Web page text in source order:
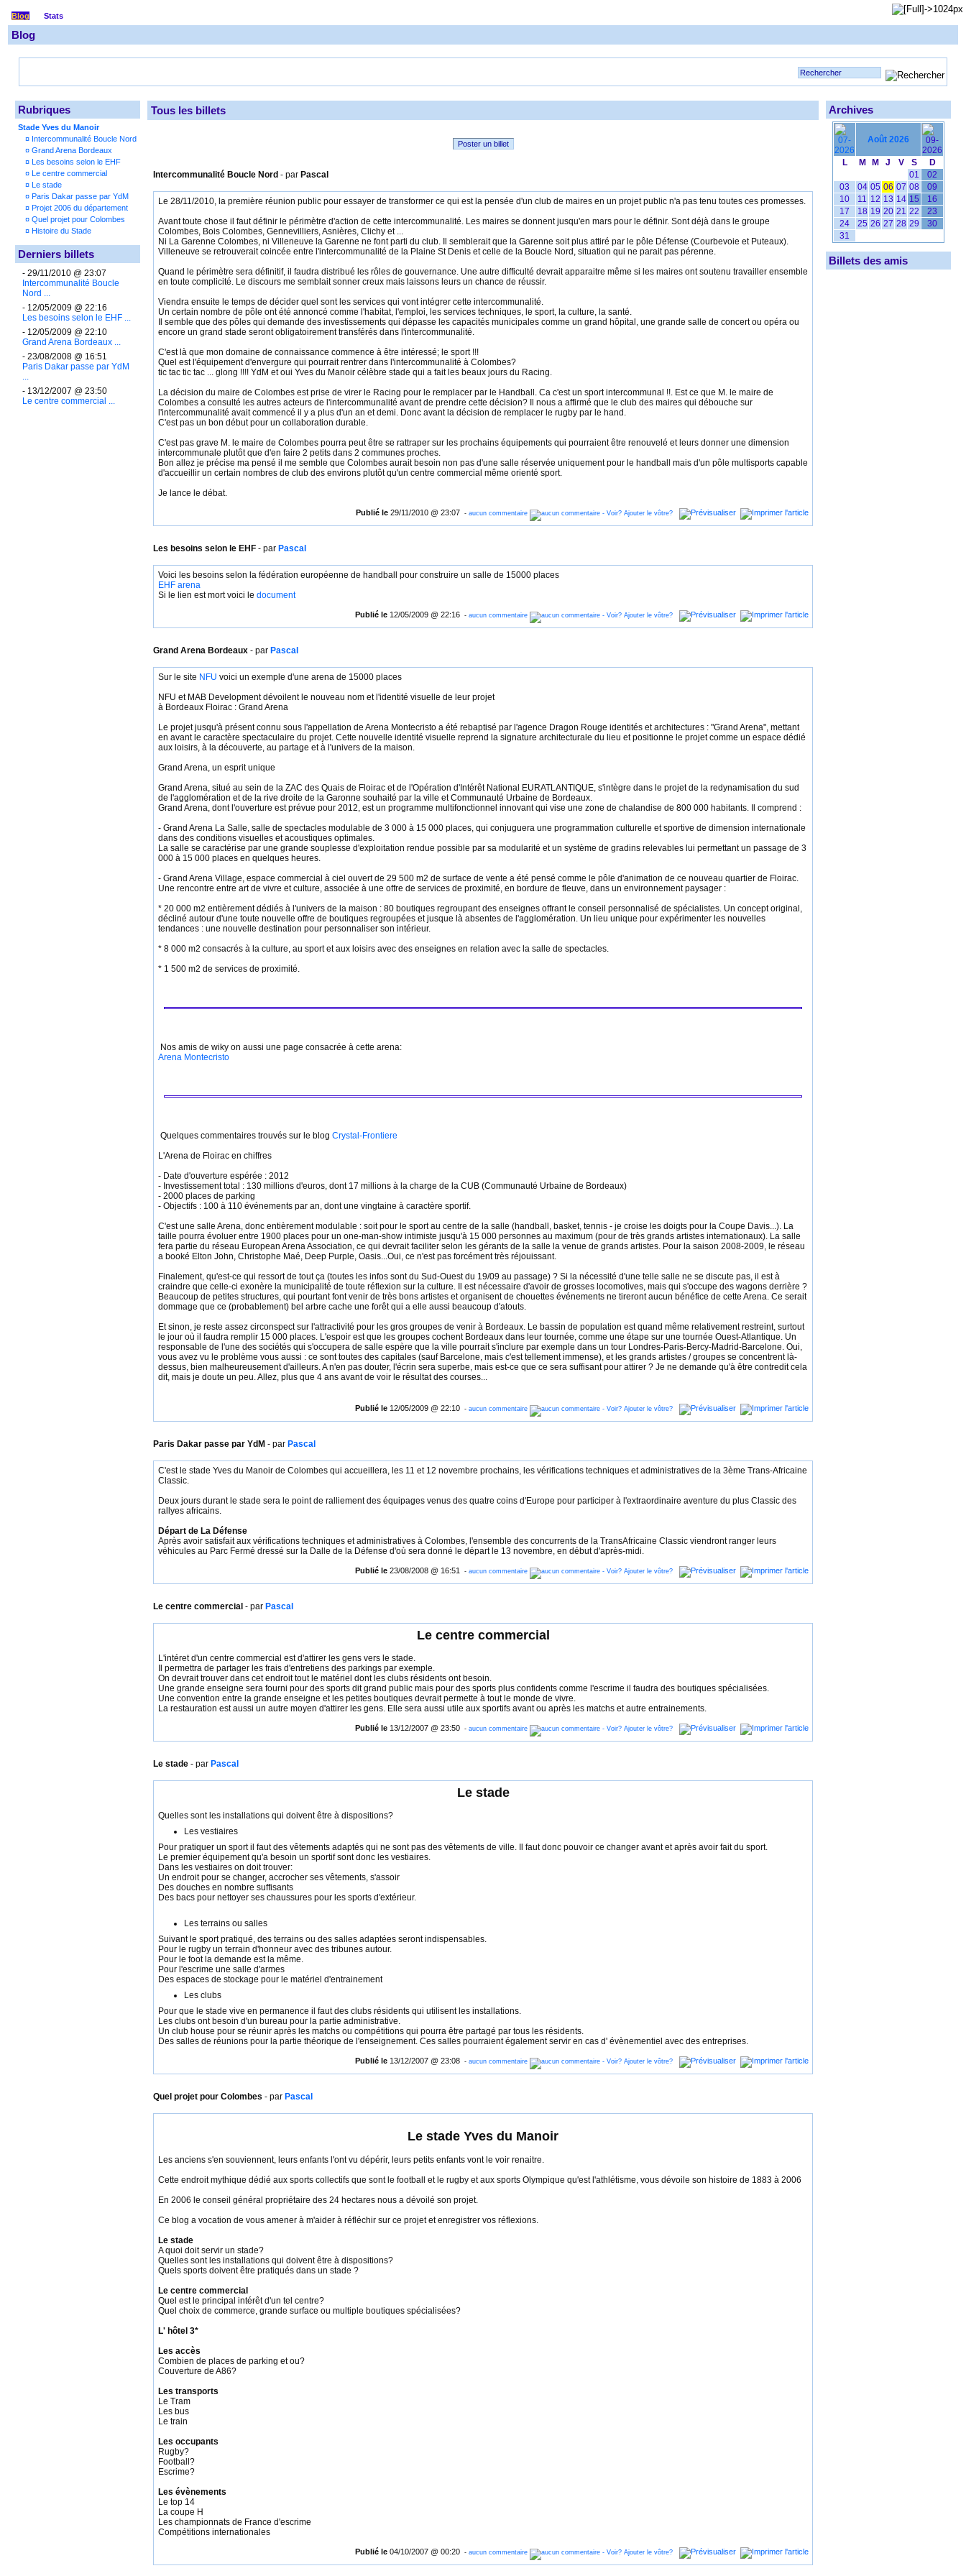
Blog Stats
Blog
Rubriques
Stade Yves du Manoir
¤ Intercommunalité Boucle Nord
¤ Grand Arena Bordeaux
¤ Les besoins selon le EHF
¤ Le centre commercial
¤ Le stade
¤ Paris Dakar passe par YdM
¤ Projet 2006 du département
¤ Quel projet pour Colombes
¤ Histoire du Stade
Derniers billets
- 29/11/2010 @ 23:07
Intercommunalité Boucle
Nord ...
- 12/05/2009 @ 22:16
Les besoins selon le EHF ...
- 12/05/2009 @ 22:10
Grand Arena Bordeaux ...
- 23/08/2008 @ 16:51
Paris Dakar passe par YdM
...
- 13/12/2007 @ 23:50
Le centre commercial ...
Tous les billets
Poster un billet
Intercommunalité Boucle Nord - par Pascal
Le 28/11/2010, la première réunion public pour essayer de transformer ce qui est la pensée d'un club de maires en un projet public n'a pas tenu toutes ces promesses.
Avant toute chose il faut définir le périmètre d'action de cette intercommunalité. Les maires se donnent jusqu'en mars pour le définir. Sont déjà dans le groupe
Colombes, Bois Colombes, Gennevilliers, Asnières, Clichy et ...
Ni La Garenne Colombes, ni Villeneuve la Garenne ne font parti du club. Il semblerait que la Garenne soit plus attiré par le pôle Défense (Courbevoie et Puteaux).
Villeneuve se retrouverait coincée entre l'intercommunalité de la Plaine St Denis et celle de la Boucle Nord, situation qui ne parait pas pérenne.
Quand le périmètre sera définitif, il faudra distribué les rôles de gouvernance. Une autre difficulté devrait apparaitre même si les maires ont soutenu travailler ensemble
en toute complicité. Le discours me semblait sonner creux mais laissons leurs un chance de réussir.
Viendra ensuite le temps de décider quel sont les services qui vont intégrer cette intercommunalité.
Un certain nombre de pôle ont été annoncé comme l'habitat, l'emploi, les services techniques, le sport, la culture, la santé.
Il semble que des pôles qui demande des investissements qui dépasse les capacités municipales comme un grand hôpital, une grande salle de concert ou opéra ou
encore un grand stade seront obligatoirement transférés dans l'intercommunalité.
C'est là que mon domaine de connaissance commence à être intéressé; le sport !!!
Quel est l'équipement d'envergure qui pourrait rentrer dans l'intercommunalité à Colombes?
tic tac tic tac ... glong !!!! YdM et oui Yves du Manoir célèbre stade qui a fait les beaux jours du Racing.
La décision du maire de Colombes est prise de virer le Racing pour le remplacer par le Handball. Ca c'est un sport intercommunal !!. Est ce que M. le maire de
Colombes a consulté les autres acteurs de l'intercommunalité avant de prendre cette décision? Il nous a affirmé que le club des maires qui débouche sur
l'intercommunalité avait commencé il y a plus d'un an et demi. Donc avant la décision de remplacer le rugby par le hand.
C'est pas un bon début pour un collaboration durable.
C'est pas grave M. le maire de Colombes pourra peut être se rattraper sur les prochains équipements qui pourraient être renouvelé et leurs donner une dimension
intercommunale plutôt que d'en faire 2 petits dans 2 communes proches.
Bon allez je précise ma pensé il me semble que Colombes aurait besoin non pas d'une salle réservée uniquement pour le handball mais d'un pôle multisports capable
d'accueillir un certain nombres de club des environs plutôt qu'un centre commercial même orienté sport.
Je lance le débat.
Publié le 29/11/2010 @ 23:07 - aucun commentaire
Les besoins selon le EHF - par Pascal
Voici les besoins selon la fédération européenne de handball pour construire un salle de 15000 places
EHF arena
Si le lien est mort voici le document
Publié le 12/05/2009 @ 22:16 - aucun commentaire
Grand Arena Bordeaux - par Pascal
Sur le site NFU voici un exemple d'une arena de 15000 places
NFU et MAB Development dévoilent le nouveau nom et l'identité visuelle de leur projet
à Bordeaux Floirac : Grand Arena
Le projet jusqu'à présent connu sous l'appellation de Arena Montecristo a été rebaptisé par l'agence Dragon Rouge identités et architectures : "Grand Arena", mettant
en avant le caractère spectaculaire du projet. Cette nouvelle identité visuelle reprend la signature architecturale du lieu et positionne le projet comme un espace dédié
aux loisirs, à la découverte, au partage et à l'univers de la maison.
Grand Arena, un esprit unique
Grand Arena, situé au sein de la ZAC des Quais de Floirac et de l'Opération d'Intérêt National EURATLANTIQUE, s'intègre dans le projet de la redynamisation du sud
de l'agglomération et de la rive droite de la Garonne souhaité par la ville et Communauté Urbaine de Bordeaux.
Grand Arena, dont l'ouverture est prévue pour 2012, est un programme multifonctionnel innovant qui vise une zone de chalandise de 800 000 habitants. Il comprend :
- Grand Arena La Salle, salle de spectacles modulable de 3 000 à 15 000 places, qui conjuguera une programmation culturelle et sportive de dimension internationale
dans des conditions visuelles et acoustiques optimales.
La salle se caractérise par une grande souplesse d'exploitation rendue possible par sa modularité et un système de gradins relevables lui permettant un passage de 3
000 à 15 000 places en quelques heures.
- Grand Arena Village, espace commercial à ciel ouvert de 29 500 m2 de surface de vente a été pensé comme le pôle d'animation de ce nouveau quartier de Floirac.
Une rencontre entre art de vivre et culture, associée à une offre de services de proximité, en bordure de fleuve, dans un environnement paysager :
* 20 000 m2 entièrement dédiés à l'univers de la maison : 80 boutiques regroupant des enseignes offrant le conseil personnalisé de spécialistes. Un concept original,
décliné autour d'une toute nouvelle offre de boutiques regroupées et jusque là absentes de l'agglomération. Un lieu unique pour expérimenter les nouvelles
tendances : une nouvelle destination pour personnaliser son intérieur.
* 8 000 m2 consacrés à la culture, au sport et aux loisirs avec des enseignes en relation avec la salle de spectacles.
* 1 500 m2 de services de proximité.
Nos amis de wiky on aussi une page consacrée à cette arena:
Arena Montecristo
Quelques commentaires trouvés sur le blog Crystal-Frontiere
L'Arena de Floirac en chiffres
- Date d'ouverture espérée : 2012
- Investissement total : 130 millions d'euros, dont 17 millions à la charge de la CUB (Communauté Urbaine de Bordeaux)
- 2000 places de parking
- Objectifs : 100 à 110 événements par an, dont une vingtaine à caractère sportif.
C'est une salle Arena, donc entièrement modulable : soit pour le sport au centre de la salle (handball, basket, tennis - je croise les doigts pour la Coupe Davis...). La
taille pourra évoluer entre 1900 places pour un one-man-show intimiste jusqu'à 15 000 personnes au maximum (pour de très grands artistes internationaux). La salle
fera partie du réseau European Arena Association, ce qui devrait faciliter selon les gérants de la salle la venue de grands artistes. Pour la saison 2008-2009, le réseau
a booké Elton John, Christophe Maé, Deep Purple, Oasis...Oui, ce n'est pas forcément très réjouissant.
Finalement, qu'est-ce qui ressort de tout ça (toutes les infos sont du Sud-Ouest du 19/09 au passage) ? Si la nécessité d'une telle salle ne se discute pas, il est à
craindre que celle-ci exonère la municipalité de toute réflexion sur la culture. Il est nécessaire d'avoir de grosses locomotives, mais qui s'occupe des wagons derrière ?
Beaucoup de petites structures, qui pourtant font venir de très bons artistes et organisent de chouettes événements ne tireront aucun bénéfice de cette Arena. Ce serait
dommage que ce (probablement) bel arbre cache une forêt qui a elle aussi beaucoup d'atouts.
Et sinon, je reste assez circonspect sur l'attractivité pour les gros groupes de venir à Bordeaux. Le bassin de population est quand même relativement restreint, surtout
le jour où il faudra remplir 15 000 places. L'espoir est que les groupes cochent Bordeaux dans leur tournée, comme une étape sur une tournée Ouest-Atlantique. Un
responsable de l'une des sociétés qui s'occupera de salle espère que la ville pourrait s'inclure par exemple dans un tour Londres-Paris-Bercy-Madrid-Barcelone. Oui,
vous avez vu le problème vous aussi : ce sont toutes des capitales (sauf Barcelone, mais c'est tellement immense), et les grands artistes / groupes se concentrent là-
dessus, bien malheureusement d'ailleurs. A n'en pas douter, l'écrin sera superbe, mais est-ce que ce sera suffisant pour attirer ? Je ne demande qu'à être contredit cela
dit, mais je doute un peu. Allez, plus que 4 ans avant de voir le résultat des courses...
Publié le 12/05/2009 @ 22:10 - aucun commentaire
Paris Dakar passe par YdM - par Pascal
C'est le stade Yves du Manoir de Colombes qui accueillera, les 11 et 12 novembre prochains, les vérifications techniques et administratives de la 3ème Trans-Africaine
Classic.
Deux jours durant le stade sera le point de ralliement des équipages venus des quatre coins d'Europe pour participer à l'extraordinaire aventure du plus Classic des
rallyes africains.
Départ de La Défense
Après avoir satisfait aux vérifications techniques et administratives à Colombes, l'ensemble des concurrents de la TransAfricaine Classic viendront ranger leurs
véhicules au Parc Fermé dressé sur la Dalle de la Défense d'où sera donné le départ le 13 novembre, en début d'après-midi.
Publié le 23/08/2008 @ 16:51 - aucun commentaire
Le centre commercial - par Pascal
Le centre commercial
L'intéret d'un centre commercial est d'attirer les gens vers le stade.
Il permettra de partager les frais d'entretiens des parkings par exemple.
On devrait trouver dans cet endroit tout le matériel dont les clubs résidents ont besoin.
Une grande enseigne sera fourni pour des sports dit grand public mais pour des sports plus confidents comme l'escrime il faudra des boutiques spécialisées.
Une convention entre la grande enseigne et les petites boutiques devrait permette à tout le monde de vivre.
La restauration est aussi un autre moyen d'attirer les gens. Elle sera aussi utile aux sportifs avant ou après les matchs et autre entrainements.
Publié le 13/12/2007 @ 23:50 - aucun commentaire
Le stade - par Pascal
Le stade
Quelles sont les installations qui doivent être à dispositions?
Les vestiaires
Pour pratiquer un sport il faut des vêtements adaptés qui ne sont pas des vêtements de ville. Il faut donc pouvoir ce changer avant et après avoir fait du sport.
Le premier équipement qu'a besoin un sportif sont donc les vestiaires.
Dans les vestiaires on doit trouver:
Un endroit pour se changer, accrocher ses vêtements, s'assoir
Des douches en nombre suffisants
Des bacs pour nettoyer ses chaussures pour les sports d'extérieur.
Les terrains ou salles
Suivant le sport pratiqué, des terrains ou des salles adaptées seront indispensables.
Pour le rugby un terrain d'honneur avec des tribunes autour.
Pour le foot la demande est la même.
Pour l'escrime une salle d'armes
Des espaces de stockage pour le matériel d'entrainement
Les clubs
Pour que le stade vive en permanence il faut des clubs résidents qui utilisent les installations.
Les clubs ont besoin d'un bureau pour la partie administrative.
Un club house pour se réunir après les matchs ou compétitions qui pourra être partagé par tous les résidents.
Des salles de réunions pour la partie théorique de l'enseignement. Ces salles pourraient également servir en cas d' évènementiel avec des entreprises.
Publié le 13/12/2007 @ 23:08 - aucun commentaire
Quel projet pour Colombes - par Pascal
Le stade Yves du Manoir
Les anciens s'en souviennent, leurs enfants l'ont vu dépérir, leurs petits enfants vont le voir renaitre.
Cette endroit mythique dédié aux sports collectifs que sont le football et le rugby et aux sports Olympique qu'est l'athlétisme, vous dévoile son histoire de 1883 à 2006
En 2006 le conseil général propriétaire des 24 hectares nous a dévoilé son projet.
Ce blog a vocation de vous amener à m'aider à réfléchir sur ce projet et enregistrer vos réflexions.
Le stade
A quoi doit servir un stade?
Quelles sont les installations qui doivent être à dispositions?
Quels sports doivent être pratiqués dans un stade ?
Le centre commercial
Quel est le principal intérêt d'un tel centre?
Quel choix de commerce, grande surface ou multiple boutiques spécialisées?
L' hôtel 3*
Les accès
Combien de places de parking et ou?
Couverture de A86?
Les transports
Le Tram
Les bus
Le train
Les occupants
Rugby?
Football?
Escrime?
Les évènements
Le top 14
La coupe H
Les championnats de France d'escrime
Compétitions internationales
Publié le 04/10/2007 @ 00:20 - aucun commentaire
Archives
Août 2026
L M M J V S
D
01
02
03
04 05 06 07 08
09
10
11 12 13 14 15
16
17
18 19 20 21 22
23
24
25 26 27 28 29
30
31
Billets des amis